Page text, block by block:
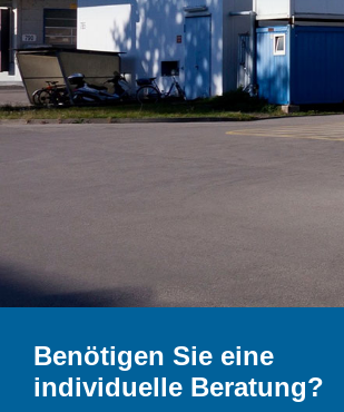
Benötigen Sie eine
individuelle Beratung?